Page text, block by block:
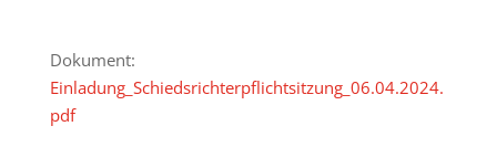
Dokument:
Einladung_Schiedsrichterpflichtsitzung_06.04.2024.
pdf